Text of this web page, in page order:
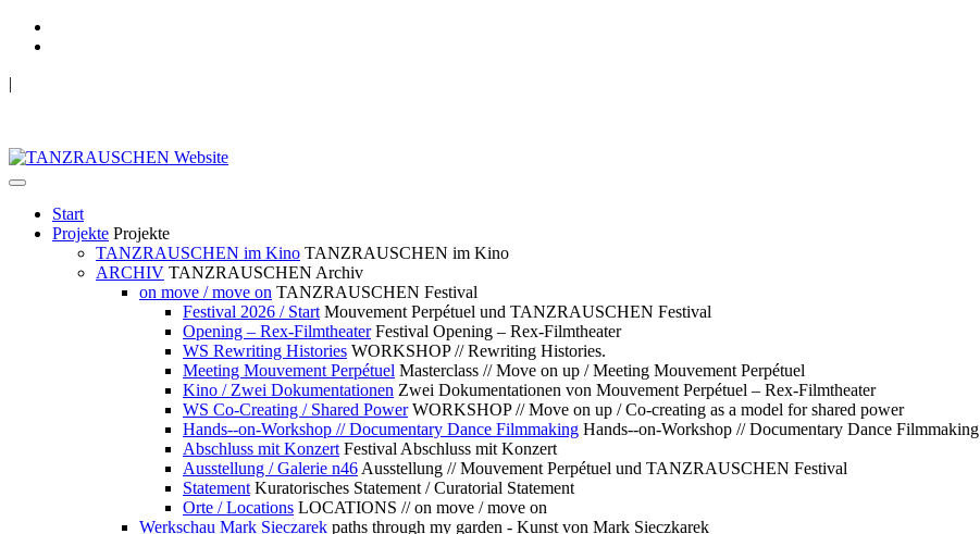
|
Start
Projekte Projekte
TANZRAUSCHEN im Kino TANZRAUSCHEN im Kino
ARCHIV TANZRAUSCHEN Archiv
on move / move on TANZRAUSCHEN Festival
Festival 2026 / Start Mouvement Perpétuel und TANZRAUSCHEN Festival
Opening – Rex-Filmtheater Festival Opening – Rex-Filmtheater
WS Rewriting Histories WORKSHOP // Rewriting Histories.
Meeting Mouvement Perpétuel Masterclass // Move on up / Meeting Mouvement Perpétuel
Kino / Zwei Dokumentationen Zwei Dokumentationen von Mouvement Perpétuel – Rex-Filmtheater
WS Co-Creating / Shared Power WORKSHOP // Move on up / Co-creating as a model for shared power
Hands--on-Workshop // Documentary Dance Filmmaking Hands--on-Workshop // Documentary Dance Filmmaking
Abschluss mit Konzert Festival Abschluss mit Konzert
Ausstellung / Galerie n46 Ausstellung // Mouvement Perpétuel und TANZRAUSCHEN Festival
Statement Kuratorisches Statement / Curatorial Statement
Orte / Locations LOCATIONS // on move / move on
Werkschau Mark Sieczarek paths through my garden - Kunst von Mark Sieczkarek